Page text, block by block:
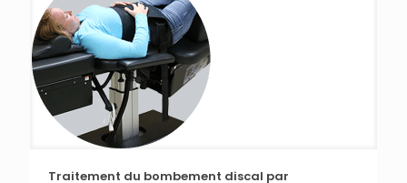
Traitement du bombement discal par